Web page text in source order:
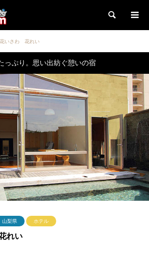
検索
いさわ 花れい
っぷり。思い出紡ぐ憩いの宿
山梨県 ホテル
れい